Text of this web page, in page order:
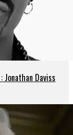
Jonathan Daviss